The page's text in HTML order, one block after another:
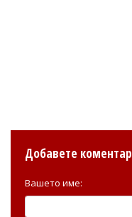
Добавете коментар
Вашето име: